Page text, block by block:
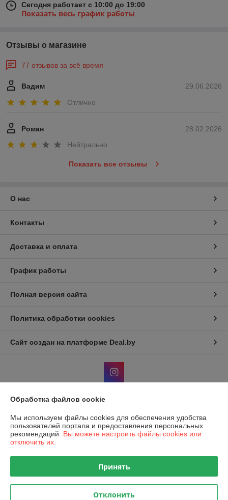
Сегодня работает с 10:00 до 19:00
Показать весь график работы
Отзывы о магазине
77 отзывов за всё время
29.06.2026
Вадим
Отлично
28.02.2026
Роман
Нейтрально
Показать все отзывы
О нас
Контакты
Доставка и оплата
График работы
Полная версия сайта
Политика обработки cookies
Сайт создан на платформе Deal.by
Юридическое лицо:ООО «Спрингхауз»
223049, Минский р-н, Щомыслицкий с/с, д. Малиновка, ул.
Центральная, д.1, оф. 4
Регистрационный номер ЕГР: 691775699
Обработка файлов cookie
Мы используем файлы cookies для обеспечения удобства
пользователей портала и предоставления персональных
рекомендаций. Вы можете настроить файлы cookies или
отключить их.
Принять
Отклонить